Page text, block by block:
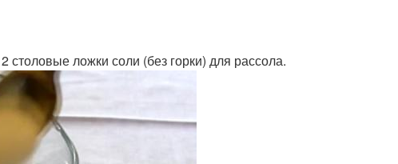
ложки соли (без горки) для рассола.